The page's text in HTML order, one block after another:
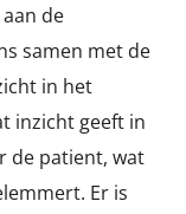
de
samen met de
in het
inzicht geeft in
de patient, wat
Er is